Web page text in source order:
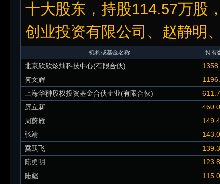
十大股东，持股114.57万股
创业投资有限公司、赵静明
机构或基金名称 持有
北京欣欣炫灿科技中心(有限合伙)
何文辉
上海华翀股权投资基金合伙企业(有限合伙)
厉立新
周蔚雁
张靖
冀跃飞
陈勇明
陆彪